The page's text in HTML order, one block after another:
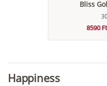
Bliss
8590
Happiness